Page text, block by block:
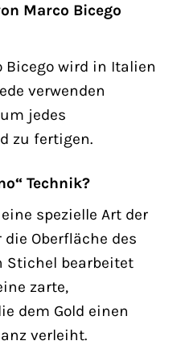
Marco Bicego
Bicego wird in Italien
verwenden
jedes
zu fertigen.
Technik?
spezielle Art der
Oberfläche des
Stichel bearbeitet
zarte,
dem Gold einen
verleiht.